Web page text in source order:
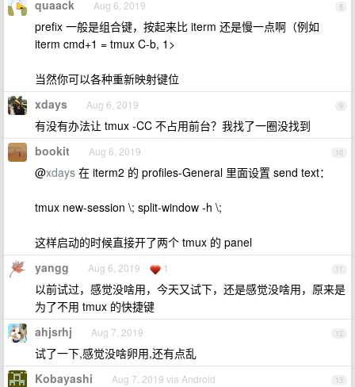
8
quaack Aug 6, 2019
prefix 一般是组合键，按起来比 iterm 还是慢一点啊（例如
iterm cmd+1 = tmux C-b, 1>
当然你可以各种重新映射键位
9
xdays Aug 6, 2019
有没有办法让 tmux -CC 不占用前台？我找了一圈没找到
10
bookit Aug 6, 2019
@xdays 在 iterm2 的 profiles-General 里面设置 send text：
tmux new-session \; split-window -h \;
这样启动的时候直接开了两个 tmux 的 panel
11
yangg Aug 6, 2019 1
以前试过，感觉没啥用，今天又试下，还是感觉没啥用，原来是
为了不用 tmux 的快捷键
12
ahjsrhj Aug 7, 2019
试了一下,感觉没啥卵用,还有点乱
13
Kobayashi Aug 7, 2019 via Android